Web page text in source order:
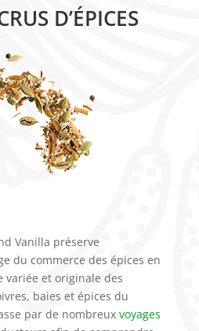
D’ÉPICES
Vanilla préserve
du commerce des épices en
variée et originale des
baies et épices du
par de nombreux voyages